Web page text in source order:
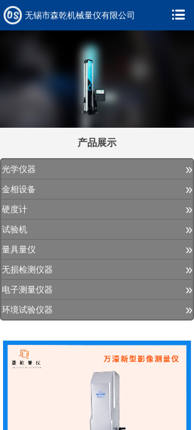
产品展示
光学仪器 »
金相设备 »
硬度计 »
试验机 »
量具量仪 »
无损检测仪器 »
电子测量仪器 »
环境试验仪器 »
无锡市森乾机械量仪有限公司